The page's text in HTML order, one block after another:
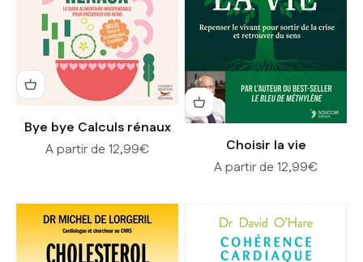
Bye bye Calculs rénaux
Prix de vente
A partir de 12,99€
Choisir la vie
Prix de vente
A partir de 12,99€